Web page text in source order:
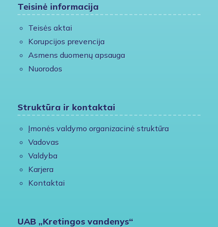
Teisinė informacija
Teisės aktai
Korupcijos prevencija
Asmens duomenų apsauga
Nuorodos
Struktūra ir kontaktai
Įmonės valdymo organizacinė struktūra
Vadovas
Valdyba
Karjera
Kontaktai
UAB „Kretingos vandenys“